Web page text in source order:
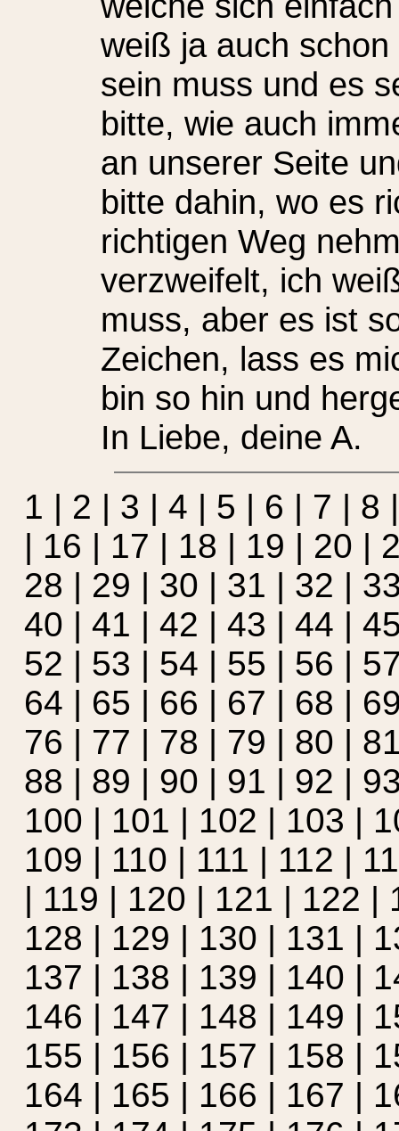
weiß ja auch
sein muss und es
bitte, wie auch
an unserer Seite
bitte dahin, wo es
richtigen Weg
verzweifelt, ich
muss, aber es ist
Zeichen, lass es
bin so hin und
In Liebe, deine A.
1 | 2 | 3 | 4 | 5 | 6 | 7 | 8
| 16 | 17 | 18 | 19 | 20 |
28 | 29 | 30 | 31 | 32 |
40 | 41 | 42 | 43 | 44 |
52 | 53 | 54 | 55 | 56 |
64 | 65 | 66 | 67 | 68 |
76 | 77 | 78 | 79 | 80 |
88 | 89 | 90 | 91 | 92 |
100 | 101 | 102 | 103 |
109 | 110 | 111 | 112 |
| 119 | 120 | 121 | 122 |
128 | 129 | 130 | 131 |
137 | 138 | 139 | 140 |
146 | 147 | 148 | 149 |
155 | 156 | 157 | 158 |
164 | 165 | 166 | 167 |